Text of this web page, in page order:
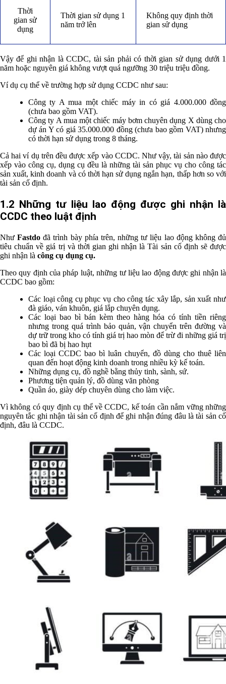
Thời
gian sử
dụng
Thời gian sử dụng 1
năm trở lên
Không quy định thời
gian sử dụng
Vậy để ghi nhận là CCDC, tài sản phải có thời gian sử dụng dưới 1
năm hoặc nguyên giá không vượt quá ngưỡng 30 triệu triệu đồng.
Ví dụ cụ thể về trường hợp sử dụng CCDC như sau:
Công ty A mua một chiếc máy in có giá 4.000.000 đồng
(chưa bao gồm VAT).
Công ty A mua một chiếc máy bơm chuyên dụng X dùng cho
dự án Y có giá 35.000.000 đồng (chưa bao gồm VAT) nhưng
có thời hạn sử dụng trong 8 tháng.
Cả hai ví dụ trên đều được xếp vào CCDC. Như vậy, tài sản nào được
xếp vào công cụ, dụng cụ đều là những tài sản phục vụ cho công tác
sản xuất, kinh doanh và có thời hạn sử dụng ngắn hạn, thấp hơn so với
tài sản cố định.
1.2 Những tư liệu lao động được ghi nhận là
CCDC theo luật định
NhưFastdo đã trình bày phía trên, những tư liệu lao động không đủ
tiêu chuẩn về giá trị và thời gian ghi nhận là Tài sản cố định sẽ được
ghi nhận là công cụ dụng cụ.
Theo quy định của pháp luật, những tư liệu lao động được ghi nhận là
CCDC bao gồm:
Các loại công cụ phục vụ cho công tác xây lắp, sản xuất như
đà giáo, ván khuôn, giá lắp chuyên dụng.
Các loại bao bì bán kèm theo hàng hóa có tính tiền riêng
nhưng trong quá trình bảo quản, vận chuyển trên đường và
dự trữ trong kho có tính giá trị hao mòn để trừ đi những giá trị
bao bì đã bị hao hụt
Các loại CCDC bao bì luân chuyển, đồ dùng cho thuê liên
quan đến hoạt động kinh doanh trong nhiều kỳ kế toán.
Những dụng cụ, đồ nghề bằng thủy tinh, sành, sứ.
Phương tiện quản lý, đồ dùng văn phòng
Quần áo, giày dép chuyên dùng cho làm việc.
Vì không có quy định cụ thể về CCDC, kế toán cần nắm vững những
nguyên tắc ghi nhận tài sản cố định để ghi nhận đúng đâu là tài sản cố
định, đâu là CCDC.